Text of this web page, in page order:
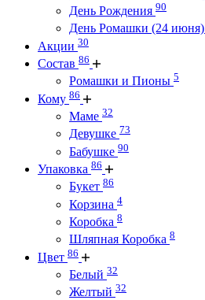
День Рождения 90
День Ромашки (24 июня)
Акции 30
Состав 86
Ромашки и Пионы 5
Кому 86
Маме 32
Девушке 73
Бабушке 90
Упаковка 86
Букет 86
Корзина 4
Коробка 8
Шляпная Коробка 8
Цвет 86
Белый 32
Желтый 32